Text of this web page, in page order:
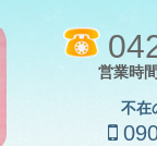
営業時
不在